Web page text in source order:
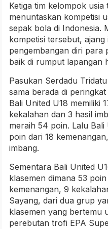
Ketiga tim kelompok
menuntaskan kompetisi
sepak bola di Indonesia.
kompetisi tersebut, ajang
pengembangan diri para
baik di rumput lapangan
Pasukan Serdadu
sama berada di
Bali United U18 memiliki
kekalahan dan 3 hasil
meraih 54 poin. Lalu
poin dari 18
imbang.
Sementara Bali United
klasemen dimana 53
kemenangan, 9
Sayang, dari dua grup
klasemen yang bertemu
perebutan trofi EPA